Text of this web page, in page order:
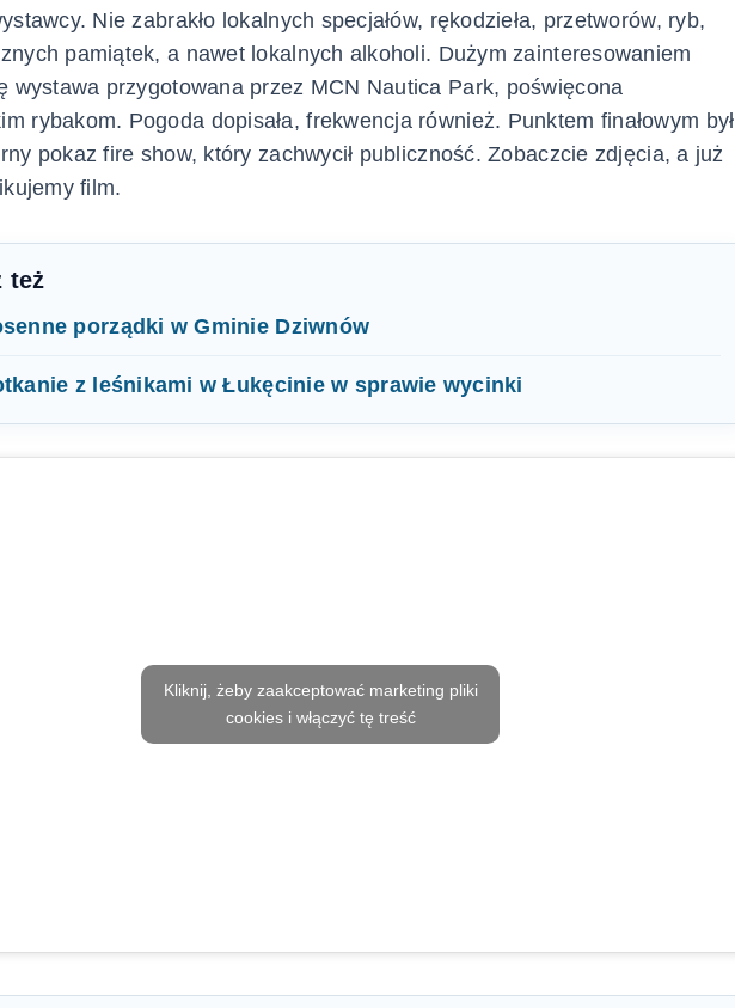
Nie zabrakło lokalnych specjałów, rękodzieła, przetworów, ryb,
pamiątek, a nawet lokalnych alkoholi. Dużym zainteresowaniem
wystawa przygotowana przez MCN Nautica Park, poświęcona
rybakom. Pogoda dopisała, frekwencja również. Punktem finałowym był
pokaz fire show, który zachwycił publiczność. Zobaczcie zdjęcia, a już
film.
też
porządki w Gminie Dziwnów
z leśnikami w Łukęcinie w sprawie wycinki
Kliknij, żeby zaakceptować marketing pliki
cookies i włączyć tę treść